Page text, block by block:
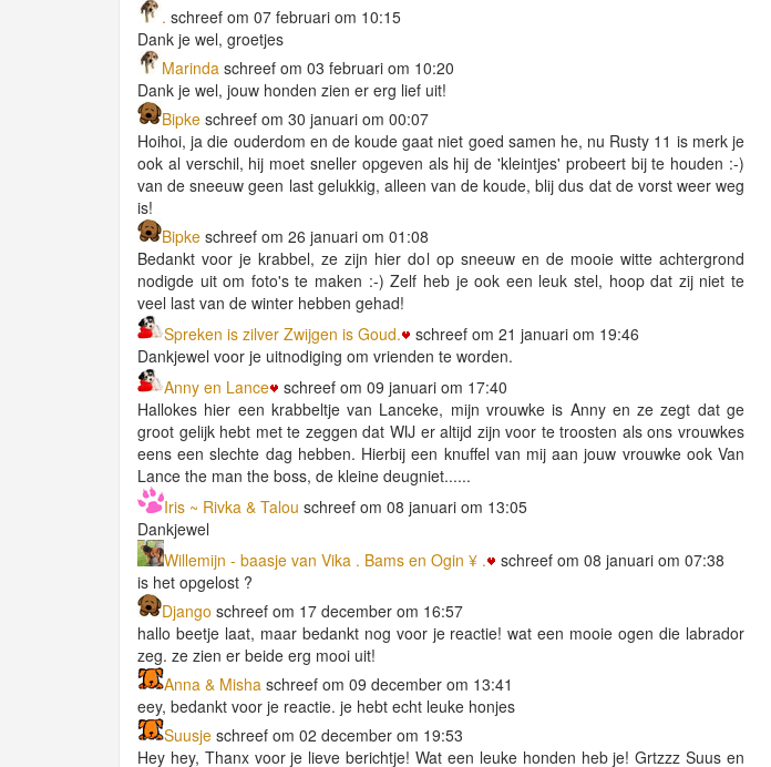
. schreef om 07 februari om 10:15
Dank je wel, groetjes
Marinda schreef om 03 februari om 10:20
Dank je wel, jouw honden zien er erg lief uit!
Bipke schreef om 30 januari om 00:07
Hoihoi, ja die ouderdom en de koude gaat niet goed samen he, nu Rusty 11 is merk je
ook al verschil, hij moet sneller opgeven als hij de 'kleintjes' probeert bij te houden :-)
van de sneeuw geen last gelukkig, alleen van de koude, blij dus dat de vorst weer weg
is!
Bipke schreef om 26 januari om 01:08
Bedankt voor je krabbel, ze zijn hier dol op sneeuw en de mooie witte achtergrond
nodigde uit om foto's te maken :-) Zelf heb je ook een leuk stel, hoop dat zij niet te
veel last van de winter hebben gehad!
Spreken is zilver Zwijgen is Goud.
schreef om 21 januari om 19:46
Dankjewel voor je uitnodiging om vrienden te worden.
Anny en Lance
schreef om 09 januari om 17:40
Hallokes hier een krabbeltje van Lanceke, mijn vrouwke is Anny en ze zegt dat ge
groot gelijk hebt met te zeggen dat WIJ er altijd zijn voor te troosten als ons vrouwkes
eens een slechte dag hebben. Hierbij een knuffel van mij aan jouw vrouwke ook Van
Lance the man the boss, de kleine deugniet......
Iris ~ Rivka & Talou schreef om 08 januari om 13:05
Dankjewel
Willemijn - baasje van Vika . Bams en Ogin ¥ .
schreef om 08 januari om 07:38
is het opgelost ?
Django schreef om 17 december om 16:57
hallo beetje laat, maar bedankt nog voor je reactie! wat een mooie ogen die labrador
zeg. ze zien er beide erg mooi uit!
Anna & Misha schreef om 09 december om 13:41
eey, bedankt voor je reactie. je hebt echt leuke honjes
Suusje schreef om 02 december om 19:53
Hey hey, Thanx voor je lieve berichtje! Wat een leuke honden heb je! Grtzzz Suus en